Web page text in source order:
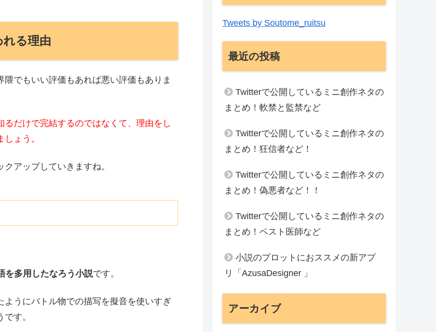
る理由
でもいい評価もあれば悪い評価もありま
だけで完結するのではなくて、理由をし
ょう。
アップしていきますね。
を多用したなろう小説です。
ようにバトル物での描写を擬音を使いすぎ
す。
Tweets by Soutome_ruitsu
最近の投稿
Twitterで公開しているミニ創作ネタの
まとめ！軟禁と監禁など
Twitterで公開しているミニ創作ネタの
まとめ！狂信者など！
Twitterで公開しているミニ創作ネタの
まとめ！偽悪者など！！
Twitterで公開しているミニ創作ネタの
まとめ！ペスト医師など
小説のプロットにおススメの新アプ
リ「AzusaDesigner 」
アーカイブ